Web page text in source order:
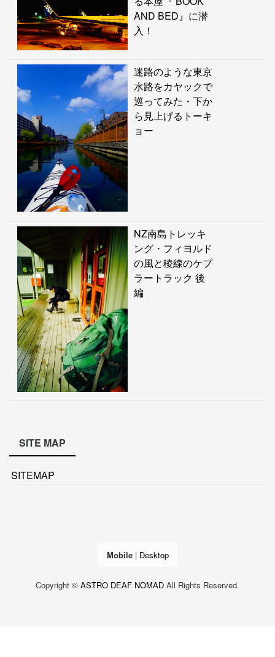
AND BED』に潜
入！
迷路のような東京
水路をカヤックで
巡ってみた・下か
ら見上げるトーキ
ョー
NZ南島トレッキ
ング・フィヨルド
の風と稜線のケプ
ラートラック 後
編
SITE MAP
SITEMAP
Mobile| Desktop
Copyright © ASTRO DEAF NOMAD All Rights Reserved.